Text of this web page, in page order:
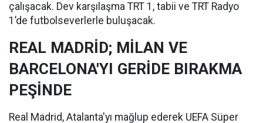
çalışacak. Dev karşılaşma TRT 1, tabii ve TRT Radyo
1’de futbolseverlerle buluşacak.
REAL MADRİD; MİLAN VE
BARCELONA'YI GERİDE BIRAKMA
PEŞİNDE
Real Madrid, Atalanta'yı mağlup ederek UEFA Süper